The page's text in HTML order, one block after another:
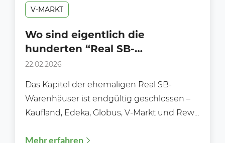
V-MARKT
Wo sind eigentlich die
hunderten “Real SB-
Warenhäuser” alle hin?
22.02.2026
Das Kapitel der ehemaligen Real SB-
Warenhäuser ist endgültig geschlossen –
Kaufland, Edeka, Globus, V-Markt und Rewe
Standorte....
Mehr erfahren